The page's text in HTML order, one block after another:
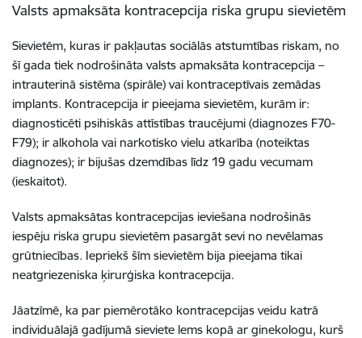
Valsts apmaksāta kontracepcija riska grupu sievietēm
Sievietēm, kuras ir pakļautas sociālās atstumtības riskam, no
šī gada tiek nodrošināta valsts apmaksāta kontracepcija –
intrauterinā sistēma (spirāle) vai kontraceptīvais zemādas
implants. Kontracepcija ir pieejama sievietēm, kurām ir:
diagnosticēti psihiskās attīstības traucējumi (diagnozes F70-
F79); ir alkohola vai narkotisko vielu atkarība (noteiktas
diagnozes); ir bijušas dzemdības līdz 19 gadu vecumam
(ieskaitot).
Valsts apmaksātas kontracepcijas ieviešana nodrošinās
iespēju riska grupu sievietēm pasargāt sevi no nevēlamas
grūtniecības. Iepriekš šīm sievietēm bija pieejama tikai
neatgriezeniska ķirurģiska kontracepcija.
Jāatzīmē, ka par piemērotāko kontracepcijas veidu katrā
individuālajā gadījumā sieviete lems kopā ar ginekologu, kurš